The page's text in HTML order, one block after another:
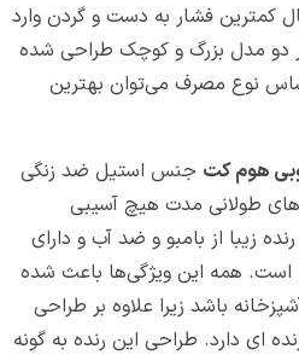
کمترین فشار به دست و گردن وارد
مدل بزرگ و کوچک طراحی شده
نوع مصرف می‌توان بهترین
هوم کت جنس استیل ضد زنگی
طولانی مدت هیچ آسیبی
زیبا از بامبو و ضد آب و دارای
است. همه این ویژگی‌ها باعث شده
باشد زیرا علاوه بر طراحی
ای دارد. طراحی این رنده به گونه